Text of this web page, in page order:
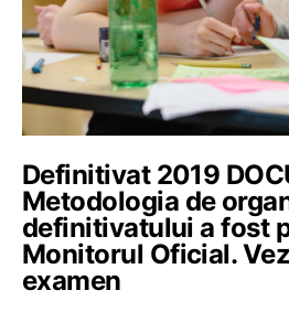
Definitivat 2019
Metodologia de
definitivatului a fost
Monitorul Oficial.
examen